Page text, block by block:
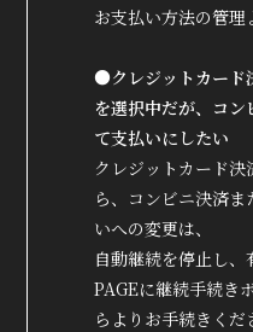
お支払い方法の管理
●クレジットカード
を選択中だが、コ
て支払いにしたい
クレジットカード
ら、コンビニ決済
いへの変更は、
自動継続を停止し
PAGEに継続手続き
らよりお手続きくだ